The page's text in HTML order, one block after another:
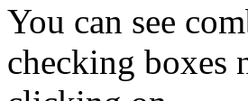
You can see
checking boxes